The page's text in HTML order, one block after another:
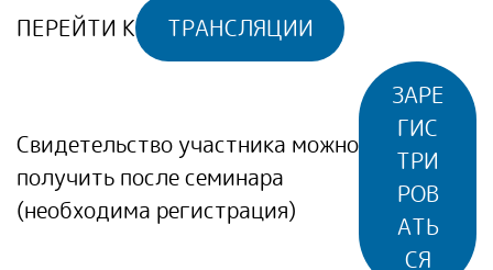
ПЕРЕЙТИ К ТРАНСЛЯЦИИ
Свидетельство участника можно
получить после семинара
(необходима регистрация)
ЗАРЕ
ГИС
ТРИ
РОВ
АТЬ
СЯ